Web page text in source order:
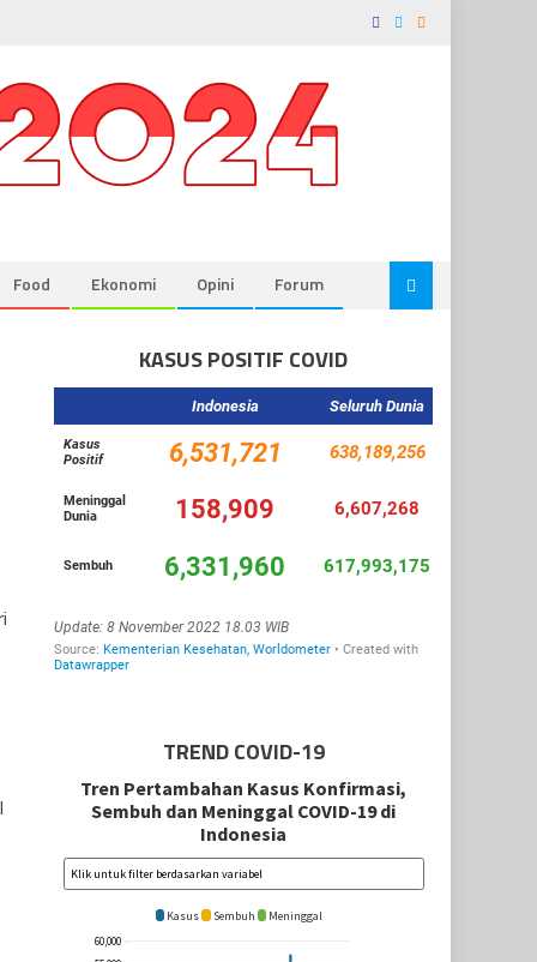
Food Ekonomi Opini Forum
KASUS POSITIF COVID
TREND COVID-19